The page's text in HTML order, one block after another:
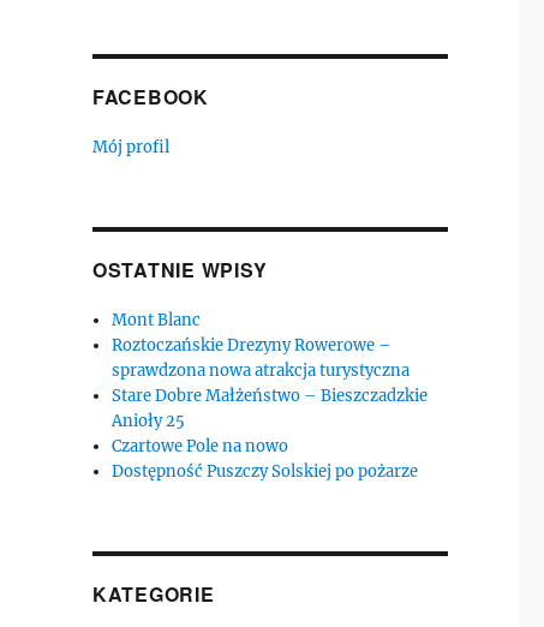
FACEBOOK
Mój profil
OSTATNIE WPISY
Mont Blanc
Roztoczańskie Drezyny Rowerowe –
sprawdzona nowa atrakcja turystyczna
Stare Dobre Małżeństwo – Bieszczadzkie
Anioły 25
Czartowe Pole na nowo
Dostępność Puszczy Solskiej po pożarze
KATEGORIE